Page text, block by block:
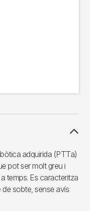
adquirida (PTTa)
pot ser molt greu i
temps. Es caracteritza
sobte, sense avís